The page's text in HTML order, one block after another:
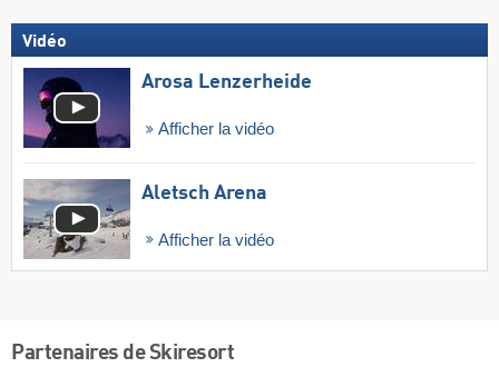
Vidéo
Arosa Lenzerheide
Afficher la vidéo
Aletsch Arena
Afficher la vidéo
Partenaires de Skiresort